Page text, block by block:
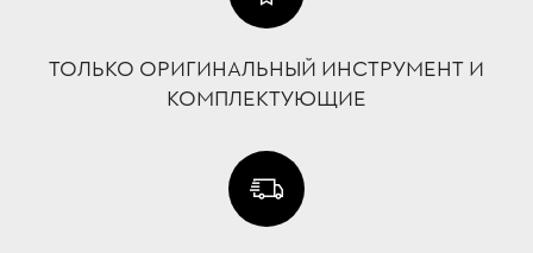
ТОЛЬКО ОРИГИНАЛЬНЫЙ ИНСТРУМЕНТ И
КОМПЛЕКТУЮЩИЕ